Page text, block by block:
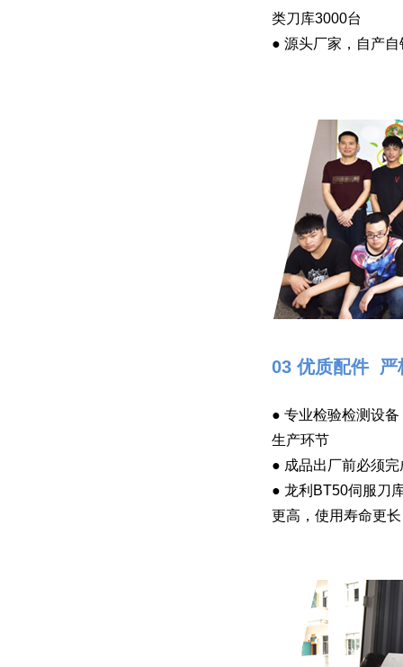
类刀库3000台
● 源头厂家，自产
03 优质配件
● 专业检验检测设
生产环节
● 成品出厂前必须
● 龙利BT50伺服刀
更高，使用寿命更长